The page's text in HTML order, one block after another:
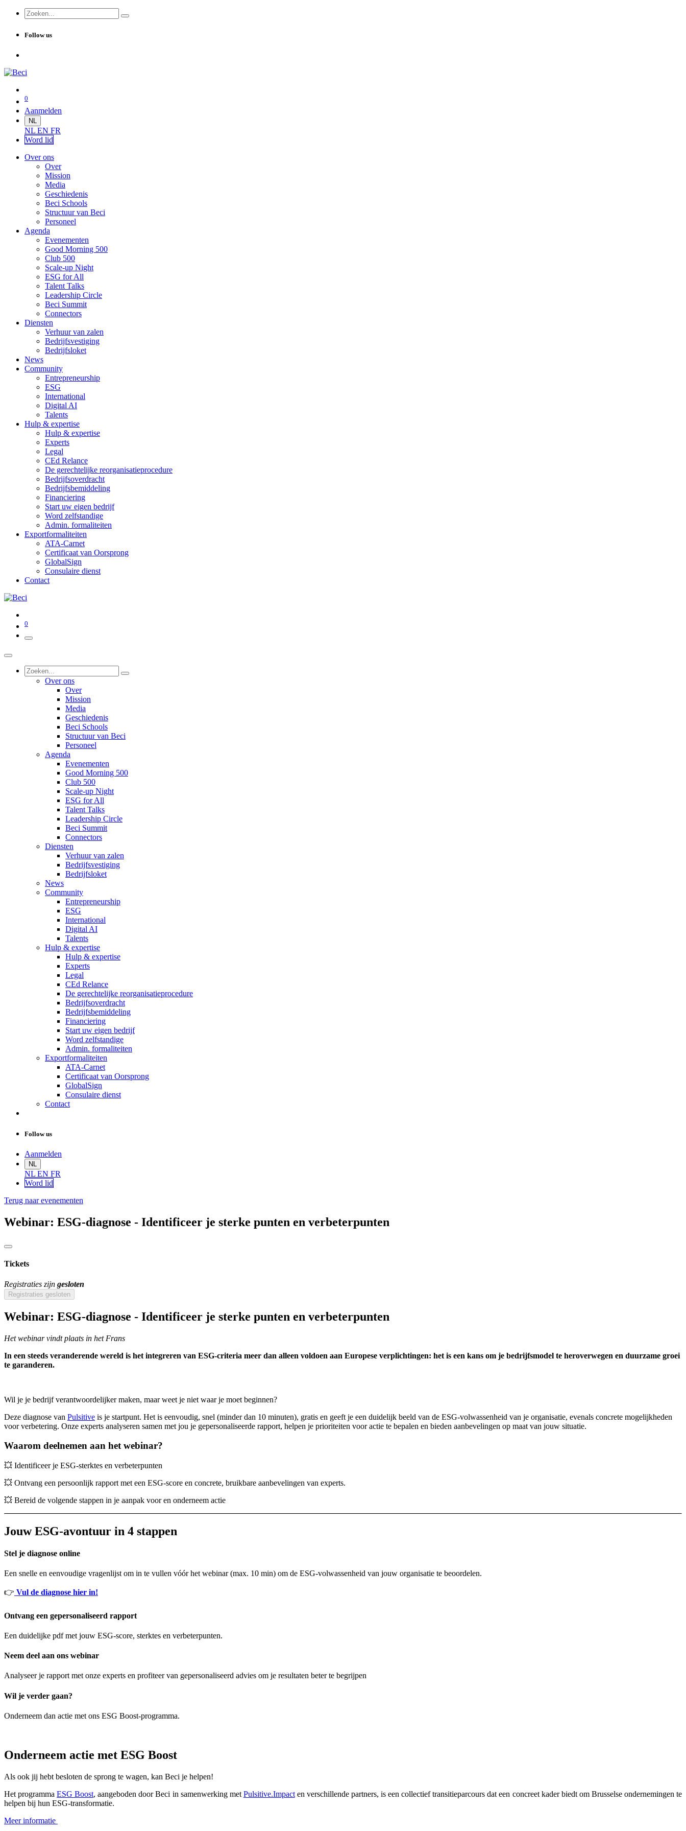
Follow us
0
Aanmelden
NL
NL EN FR
Word lid
Over ons
Over
Mission
Media
Geschiedenis
Beci Schools
Structuur van Beci
Personeel
Agenda
Evenementen
Good Morning 500
Club 500
Scale-up Night
ESG for All
Talent Talks
Leadership Circle
Beci Summit
Connectors
Diensten
Verhuur van zalen
Bedrijfsvestiging
Bedrijfsloket
News
Community
Entrepreneurship
ESG
International
Digital AI
Talents
Hulp & expertise
Hulp & expertise
Experts
Legal
CEd Relance
De gerechtelijke reorganisatieprocedure
Bedrijfsoverdracht
Bedrijfsbemiddeling
Financiering
Start uw eigen bedrijf
Word zelfstandige
Admin. formaliteiten
Exportformaliteiten
ATA-Carnet
Certificaat van Oorsprong
GlobalSign
Consulaire dienst
Contact
0
Over ons
Over
Mission
Media
Geschiedenis
Beci Schools
Structuur van Beci
Personeel
Agenda
Evenementen
Good Morning 500
Club 500
Scale-up Night
ESG for All
Talent Talks
Leadership Circle
Beci Summit
Connectors
Diensten
Verhuur van zalen
Bedrijfsvestiging
Bedrijfsloket
News
Community
Entrepreneurship
ESG
International
Digital AI
Talents
Hulp & expertise
Hulp & expertise
Experts
Legal
CEd Relance
De gerechtelijke reorganisatieprocedure
Bedrijfsoverdracht
Bedrijfsbemiddeling
Financiering
Start uw eigen bedrijf
Word zelfstandige
Admin. formaliteiten
Exportformaliteiten
ATA-Carnet
Certificaat van Oorsprong
GlobalSign
Consulaire dienst
Contact
Follow us
Aanmelden
NL
NL EN FR
Word lid
Terug naar evenementen
Webinar: ESG-diagnose - Identificeer je sterke punten en verbeterpunten
Tickets
Registraties zijn gesloten
Registraties gesloten
Webinar: ESG-diagnose - Identificeer je sterke punten en verbeterpunten
Het webinar vindt plaats in het Frans
In een steeds veranderende wereld is het integreren van ESG-criteria meer dan alleen voldoen aan Europese verplichtingen: het is een kans om je bedrijfsmodel te heroverwegen en duurzame groei
te garanderen.
Wil je je bedrijf verantwoordelijker maken, maar weet je niet waar je moet beginnen?
Deze diagnose van Pulsitive is je startpunt. Het is eenvoudig, snel (minder dan 10 minuten), gratis en geeft je een duidelijk beeld van de ESG-volwassenheid van je organisatie, evenals concrete mogelijkheden
voor verbetering. Onze experts analyseren samen met jou je gepersonaliseerde rapport, helpen je prioriteiten voor actie te bepalen en bieden aanbevelingen op maat van jouw situatie.
Waarom deelnemen aan het webinar?
💥 Identificeer je ESG-sterktes en verbeterpunten
💥 Ontvang een persoonlijk rapport met een ESG-score en concrete, bruikbare aanbevelingen van experts.
💥 Bereid de volgende stappen in je aanpak voor en onderneem actie
Jouw ESG-avontuur in 4 stappen
Stel je diagnose online
Een snelle en eenvoudige vragenlijst om in te vullen vóór het webinar (max. 10 min) om de ESG-volwassenheid van jouw organisatie te beoordelen.
👉 Vul de diagnose hier in!
Ontvang een gepersonaliseerd rapport
Een duidelijke pdf met jouw ESG-score, sterktes en verbeterpunten.
Neem deel aan ons webinar
Analyseer je rapport met onze experts en profiteer van gepersonaliseerd advies om je resultaten beter te begrijpen
Wil je verder gaan?
Onderneem dan actie met ons ESG Boost-programma.
Onderneem actie met ESG Boost
Als ook jij hebt besloten de sprong te wagen, kan Beci je helpen!​
Het programma ESG Boost, aangeboden door Beci in samenwerking met Pulsitive.Impacten verschillende partners, is een collectief transitieparcours dat een concreet kader biedt om Brusselse ondernemingen te
helpen bij hun ESG-transformatie.
Meer informatie